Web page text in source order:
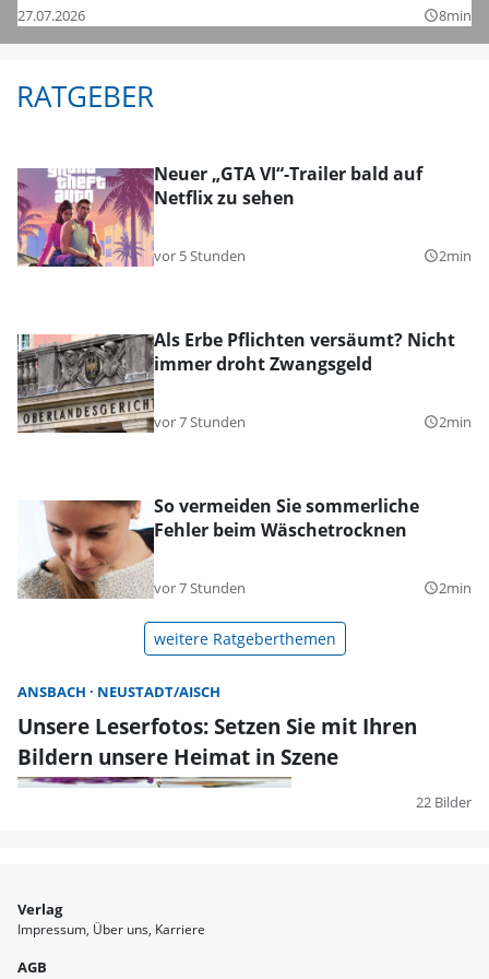
27.07.2026 query_builder8min
RATGEBER
Neuer „GTA VI“-Trailer bald auf
Netflix zu sehen
vor 5 Stunden query_builder2min
Als Erbe Pflichten versäumt? Nicht
immer droht Zwangsgeld
vor 7 Stunden query_builder2min
So vermeiden Sie sommerliche
Fehler beim Wäschetrocknen
vor 7 Stunden query_builder2min
weitere Ratgeberthemen
ANSBACH NEUSTADT/AISCH
Unsere Leserfotos: Setzen Sie mit Ihren
Bildern unsere Heimat in Szene
22 Bilder
Verlag
Impressum Über uns Karriere
AGB